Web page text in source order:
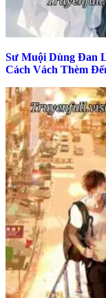
Sư Muội Dùng Đan
Cách Vách Thèm